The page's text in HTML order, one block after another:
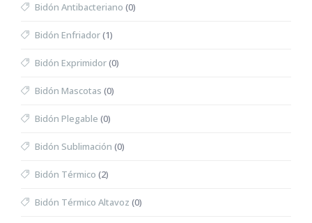
Bidón Antibacteriano (0)
Bidón Enfriador(1)
Bidón Exprimidor(0)
Bidón Mascotas (0)
Bidón Plegable (0)
Bidón Sublimación (0)
Bidón Térmico (2)
Bidón Térmico Altavoz (0)